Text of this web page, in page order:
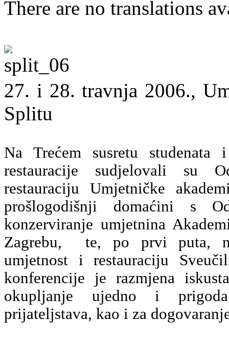
There are no translations
27. i 28. travnja 2006.,
Splitu
Na Trećem susretu studenata
restauracije sudjelovali su
restauraciju Umjetničke
prošlogodišnji domaćini s
konzerviranje umjetnina
Zagrebu, te, po prvi puta,
umjetnost i restauraciju
konferencije je razmjena
okupljanje ujedno i
prijateljstava, kao i za